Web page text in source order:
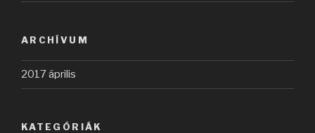
ARCHÍVUM
2017 április
KATEGÓRIÁK